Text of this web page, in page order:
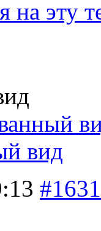
на эту
вид
#1631